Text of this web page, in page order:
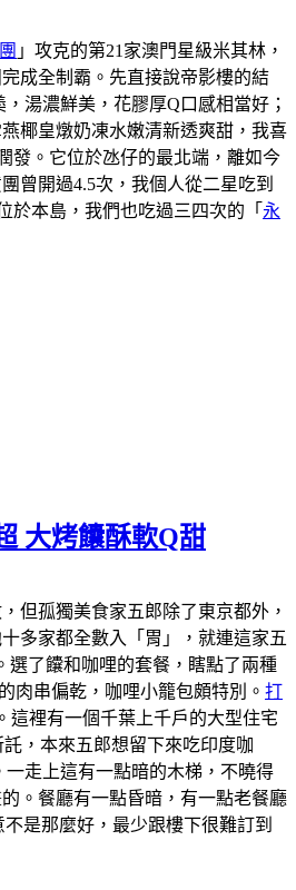
」攻克的第21家澳門星級米其林，
成全制霸。先直接說帝影樓的結
湯濃鮮美，花膠厚Q口感相當好；
椰皇燉奶凍水嫩清新透爽甜，我喜
發。它位於氹仔的最北端，離如今
曾開過4.5次，我個人從二星吃到
於本島，我們也吃過三四次的「 永
大烤饢酥軟Q甜
但孤獨美食家五郎除了東京都外，
多家都全數入「胃」，就連這家五
選了饢和咖哩的套餐，瞎點了兩種
肉串偏乾，咖哩小籠包頗特別。 打
這裡有一個千葉上千戶的大型住宅
，本來五郎想留下來吃印度咖
一走上這有一點暗的木梯，不曉得
。餐廳有一點昏暗，有一點老餐廳
是那麼好，最少跟樓下很難訂到